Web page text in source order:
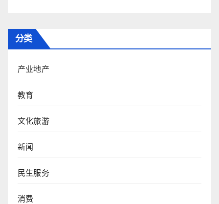
分类
产业地产
教育
文化旅游
新闻
民生服务
消费